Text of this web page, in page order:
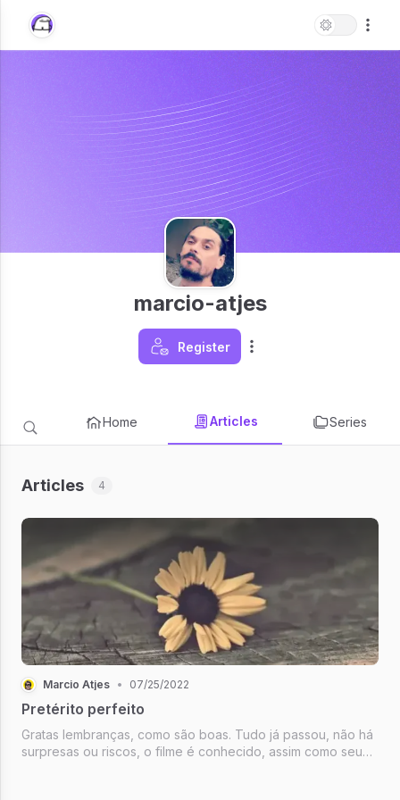
marcio-atjes
Register
Home Articles Series
Articles 4
Marcio Atjes • 07/25/2022
Pretérito perfeito
Gratas lembranças, como são boas. Tudo já passou, não há
surpresas ou riscos, o filme é conhecido, assim como seu